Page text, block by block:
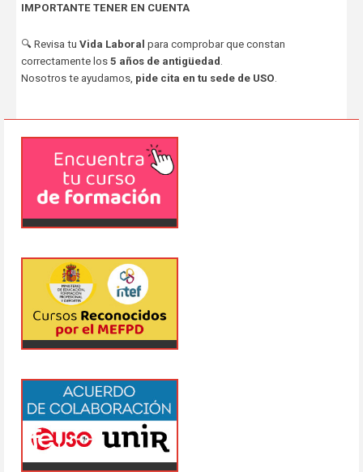
IMPORTANTE TENER EN CUENTA
🔍 Revisa tu Vida Laboral para comprobar que constan
correctamente los 5 años de antigüedad
Nosotros te ayudamos, pide cita en tu sede de USO